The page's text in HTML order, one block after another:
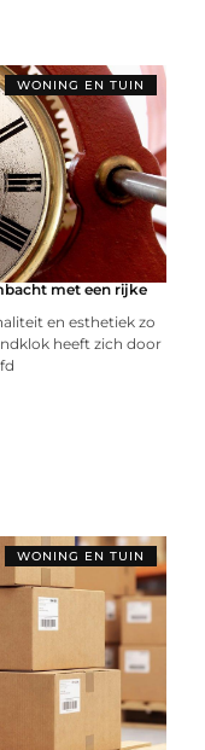
WONING EN TUIN
met een rijke
en esthetiek zo
heeft zich door
WONING EN TUIN